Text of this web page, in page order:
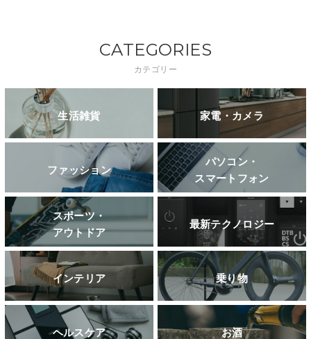
CATEGORIES
カテゴリー
生活雑貨 家電・カメラ
ファッション
パソコン・
スマートフォン
スポーツ・
アウトドア
最新テクノロジー
インテリア 乗り物
ヘルスケア お酒